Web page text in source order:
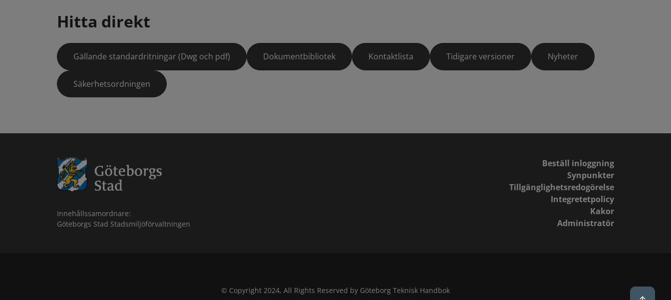
Hitta direkt
Gällande standardritningar (Dwg och pdf) Dokumentbibliotek Kontaktlista Tidigare versioner Nyheter
Säkerhetsordningen
Innehållssamordnare:
Göteborgs Stad Stadsmiljöförvaltningen
Beställ inloggning
Synpunkter
Tillgänglighetsredogörelse
Integretetpolicy
Kakor
Administratör
© Copyright 2024, All Rights Reserved by Göteborg Teknisk Handbok